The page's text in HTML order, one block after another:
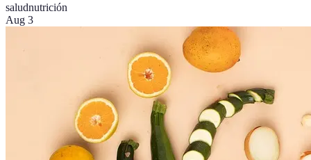
saludnutrición
Aug 3